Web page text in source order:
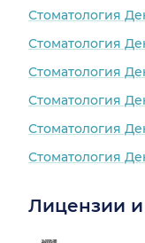
Стоматология
Стоматология
Стоматология
Стоматология
Стоматология
Стоматология
Лицензии